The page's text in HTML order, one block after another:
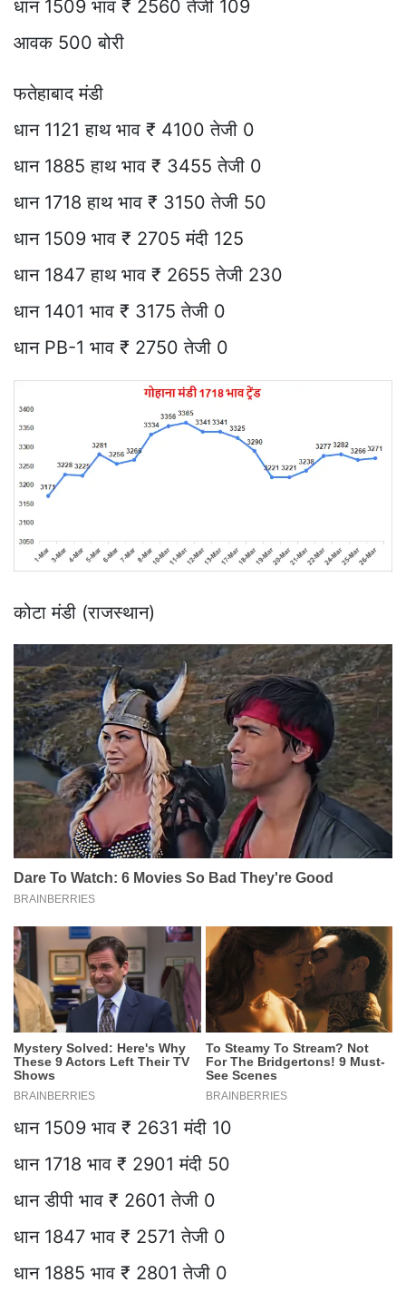
धान 1509 भाव ₹ 2560 तेजी 109
आवक 500 बोरी
फतेहाबाद मंडी
धान 1121 हाथ भाव ₹ 4100 तेजी 0
धान 1885 हाथ भाव ₹ 3455 तेजी 0
धान 1718 हाथ भाव ₹ 3150 तेजी 50
धान 1509 भाव ₹ 2705 मंदी 125
धान 1847 हाथ भाव ₹ 2655 तेजी 230
धान 1401 भाव ₹ 3175 तेजी 0
धान PB-1 भाव ₹ 2750 तेजी 0
कोटा मंडी (राजस्थान)
धान 1509 भाव ₹ 2631 मंदी 10
धान 1718 भाव ₹ 2901 मंदी 50
धान डीपी भाव ₹ 2601 तेजी 0
धान 1847 भाव ₹ 2571 तेजी 0
धान 1885 भाव ₹ 2801 तेजी 0